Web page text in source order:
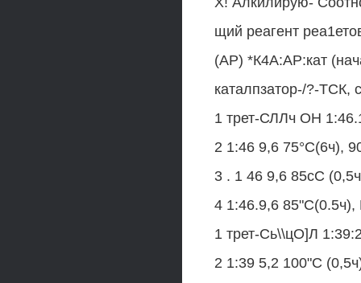
щий реагент
(АР) *К4А:АР:кат
каталпзатор-/?-ТСК,
1 трет-СЛЛч ОН
2 1:46 9,6 75°С(6ч),
3 . 1 46 9,6 85сС
4 1:46.9,6
1 трет-Сь\\цО]Л
2 1:39 5,2 100"С